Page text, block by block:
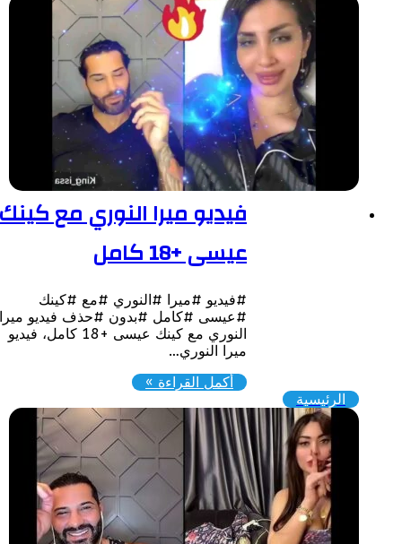
فيديو ميرا النوري مع كينك
عيسى +18 كامل
#فيديو #ميرا #النوري #مع #كينك
#عيسى #كامل #بدون #حذف فيديو ميرا
النوري مع كينك عيسى +18 كامل، فيديو
ميرا النوري…
أكمل القراءة »
الرئيسية